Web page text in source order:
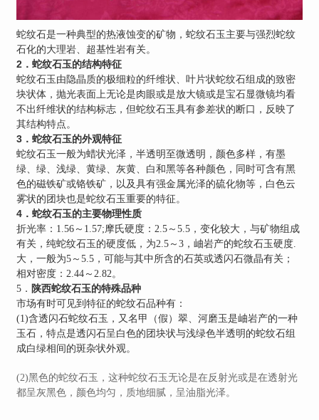
蛇纹石是一种典型的热液蚀变的矿物，蛇纹石玉主要与强烈蛇纹
石化的大理岩、超基性岩有关。
2．蛇纹石玉的结构特征
蛇纹石玉由隐晶质的极细粒的纤维状、叶片状蛇纹石组成的致密
块状体，抛光表面上无论是肉眼或是放大镜或是宝石显微镜均看
不出纤维状的结构标志，但蛇纹石玉具有参差状的断口，反映了
其结构特点。
3．蛇纹石玉的外观特征
蛇纹石玉一般为蜡状光泽，半透明至微透明，颜色多样，有墨
绿、绿、浅绿、黄绿、灰黄、白和黑等各种颜色，同时可含有黑
色的磁铁矿或铬铁矿，以及具有强金属光泽的硫化物等，白色云
雾状的团块也是蛇纹石玉重要的特征。
4．蛇纹石玉的主要物理性质
折光率：1.56～1.57;摩氏硬度：2.5～5.5，变化较大，与矿物组成
有关，纯蛇纹石玉的硬度低，为2.5～3，岫岩产的蛇纹石玉硬度.
大，一般为5～5.5，可能与其中所含的石英或透闪石微晶有关；
相对密度：2.44～2.82。
5． 陕西蛇纹石玉的特殊品种
市场有时可见到特征的蛇纹石品种有：
(1)含透闪石蛇纹石玉，又名甲（假）翠、河磨玉是岫岩产的一种
玉石，特点是透闪石呈白色的团块状与浅绿色半透明的蛇纹石组
成白绿相间的斑杂状外观。
(2)黑色的蛇纹石玉，这种蛇纹石玉无论是在反射光或是在透射光
都呈灰黑色，颜色均匀，质地细腻，呈油脂光泽。